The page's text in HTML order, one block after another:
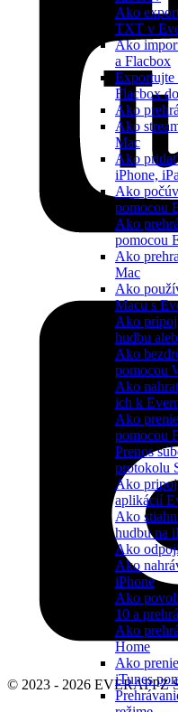
Ako
TXT v
Ako
a Flacbox
Exportujte
Flacbox
Ako
Ako
Mac
Ako
iPhone,
Ako
pomocou
Ako
pomocou
Ako
Mac
Ako
Macu s
Ako
hudbu
Ako
pomocou
Ako
ich k
Ako
pomocou
Prenos
protokolu
Ako
aplikácií
Ako
hudbu na
Ako
Ako
iPhone
Ako
10 a
Ako
Home
Ako
iTunes
© 2023 - 2026 EVERAPPZ